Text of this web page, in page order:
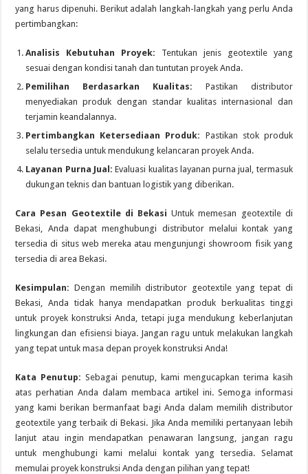
yang harus dipenuhi. Berikut adalah langkah-langkah yang perlu Anda
pertimbangkan:
Analisis Kebutuhan Proyek: Tentukan jenis geotextile yang
sesuai dengan kondisi tanah dan tuntutan proyek Anda.
Pemilihan Berdasarkan Kualitas: Pastikan distributor
menyediakan produk dengan standar kualitas internasional dan
terjamin keandalannya.
Pertimbangkan Ketersediaan Produk: Pastikan stok produk
selalu tersedia untuk mendukung kelancaran proyek Anda.
Layanan Purna Jual: Evaluasi kualitas layanan purna jual, termasuk
dukungan teknis dan bantuan logistik yang diberikan.
Cara Pesan Geotextile di Bekasi Untuk memesan geotextile di
Bekasi, Anda dapat menghubungi distributor melalui kontak yang
tersedia di situs web mereka atau mengunjungi showroom fisik yang
tersedia di area Bekasi.
Kesimpulan: Dengan memilih distributor geotextile yang tepat di
Bekasi, Anda tidak hanya mendapatkan produk berkualitas tinggi
untuk proyek konstruksi Anda, tetapi juga mendukung keberlanjutan
lingkungan dan efisiensi biaya. Jangan ragu untuk melakukan langkah
yang tepat untuk masa depan proyek konstruksi Anda!
Kata Penutup: Sebagai penutup, kami mengucapkan terima kasih
atas perhatian Anda dalam membaca artikel ini. Semoga informasi
yang kami berikan bermanfaat bagi Anda dalam memilih distributor
geotextile yang terbaik di Bekasi. Jika Anda memiliki pertanyaan lebih
lanjut atau ingin mendapatkan penawaran langsung, jangan ragu
untuk menghubungi kami melalui kontak yang tersedia. Selamat
memulai proyek konstruksi Anda dengan pilihan yang tepat!